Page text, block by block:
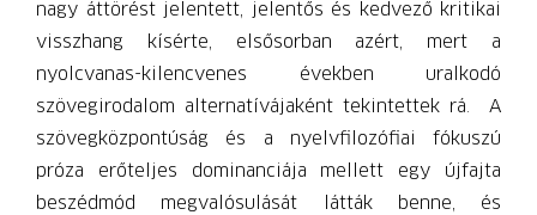
nagy áttörést jelentett, jelentős és kedvező kritikai
visszhang kísérte, elsősorban azért, mert a
nyolcvanas-kilencvenes években uralkodó
szövegirodalom alternatívájaként tekintettek rá. A
szövegközpontúság és a nyelvfilozófiai fókuszú
próza erőteljes dominanciája mellett egy újfajta
beszédmód megvalósulását látták benne, és